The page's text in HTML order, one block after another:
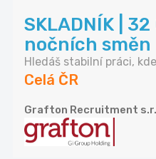
SKLADNÍK |
nočních směn
Hledáš stabilní práci,
Celá ČR
Grafton Recruitment